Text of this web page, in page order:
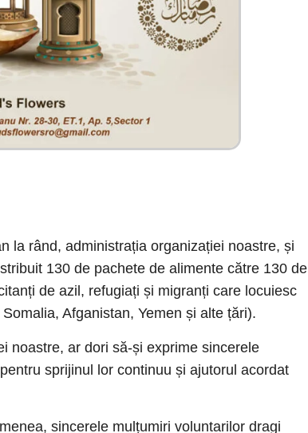
la rând, administrația organizației noastre, și
130 de pachete de alimente către 130 de
de azil, refugiați și migranți care locuiesc
Afganistan, Yemen și alte țări).
noastre, ar dori să-și exprime sincerele
sprijinul lor continuu și ajutorul acordat
sincerele mulțumiri voluntarilor dragi